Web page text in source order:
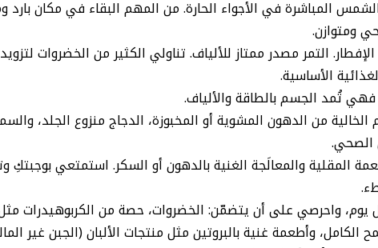
المباشرة في الأجواء الحارة. من المهم البقاء في مكان
ومتوازن.
التمر مصدر ممتاز للألياف. تناولي الكثير من الخضروات
الأساسية.
فهي تُمد الجسم بالطاقة والألياف.
الخالية من الدهون المشوية أو المخبوزة، الدجاج منزوع الجلد،
الصحي.
المقلية والمعالَجة الغنية بالدهون أو السكر. استمتعي بوجبتكِ
يوم، واحرصي على أن يتضمّن: الخضروات، حصة من الكربوهيدرات
الكامل، وأطعمة غنية بالبروتين مثل منتجات الألبان (الجبن غير